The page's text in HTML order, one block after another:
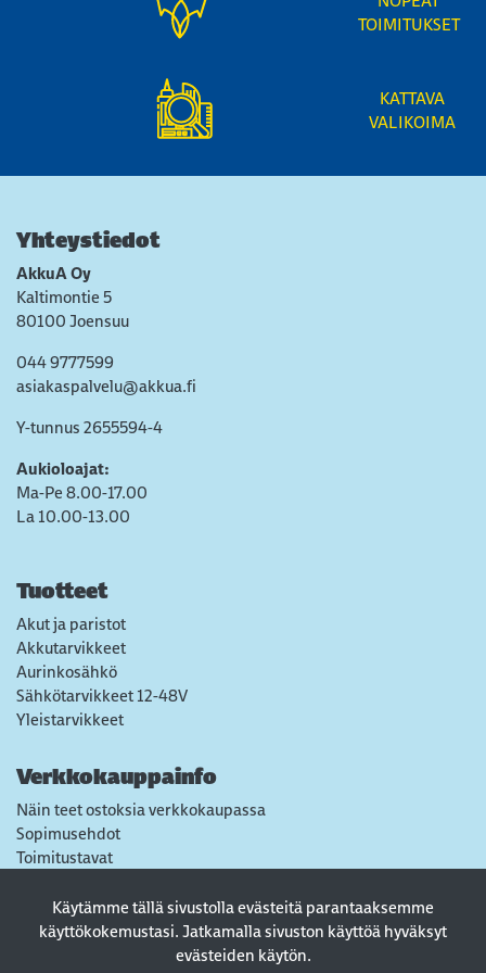
Käytämme tällä sivustolla evästeitä parantaaksemme
käyttökokemustasi. Jatkamalla sivuston käyttöä hyväksyt
evästeiden käytön.
TOIMITUKSET
KATTAVA
VALIKOIMA
Yhteystiedot
AkkuA Oy
Kaltimontie 5
80100 Joensuu
044 9777599
asiakaspalvelu@akkua.fi
Y-tunnus 2655594-4
Aukioloajat:
Ma-Pe 8.00-17.00
La 10.00-13.00
Tuotteet
Akut ja paristot
Akkutarvikkeet
Aurinkosähkö
Sähkötarvikkeet 12-48V
Yleistarvikkeet
Verkkokauppainfo
Näin teet ostoksia verkkokaupassa
Sopimusehdot
Toimitustavat
Tietosuojaseloste
Usein kysytyt kysymykset